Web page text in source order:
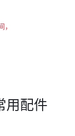
用配件